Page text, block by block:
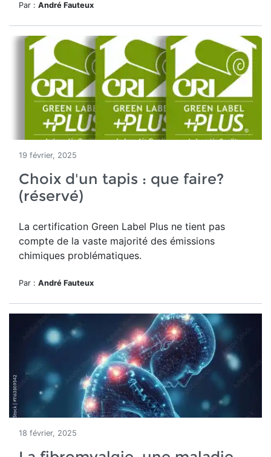
Par : André Fauteux
19 février, 2025
Choix d'un tapis : que faire?
(réservé)
La certification Green Label Plus ne tient pas
compte de la vaste majorité des émissions
chimiques problématiques.
Par : André Fauteux
18 février, 2025